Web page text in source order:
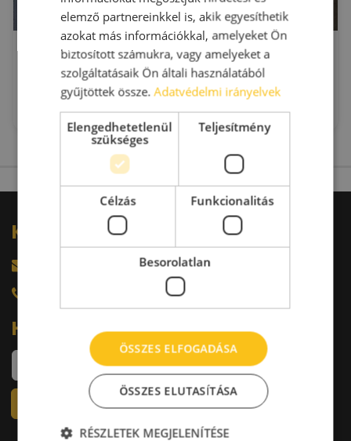
Seregélyesi út 98-114.
Székesfehérvár
Seregélyesi u. 98-114.
Kiadó raktár : 14 - 1.600 m2
Bérleti díj:1.27 - 3.05 €/m
Kérdésed van?
harkacsi@raktarkereso.hu
Hírlevél
elemző partnereinkkel is, akik egyesíthetik
azokat más információkkal, amelyeket Ön
biztosított számukra, vagy amelyeket a
szolgáltatásaik Ön általi használatából
gyűjtöttek össze.Adatvédelmi irányelvek
Elengedhetetlenül
szükséges
Teljesítmény
Célzás Funkcionalitás
Besorolatlan
ÖSSZES ELFOGADÁSA
ÖSSZES ELUTASÍTÁSA
RÉSZLETEK MEGJELENÍTÉSE